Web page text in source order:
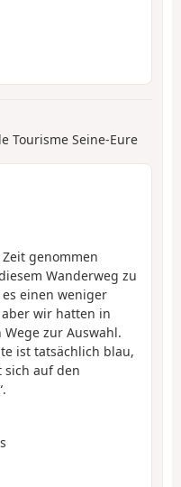
Tourisme Seine-Eure
genommen
Wanderweg zu
einen weniger
wir hatten in
zur Auswahl.
ist tatsächlich blau,
auf den